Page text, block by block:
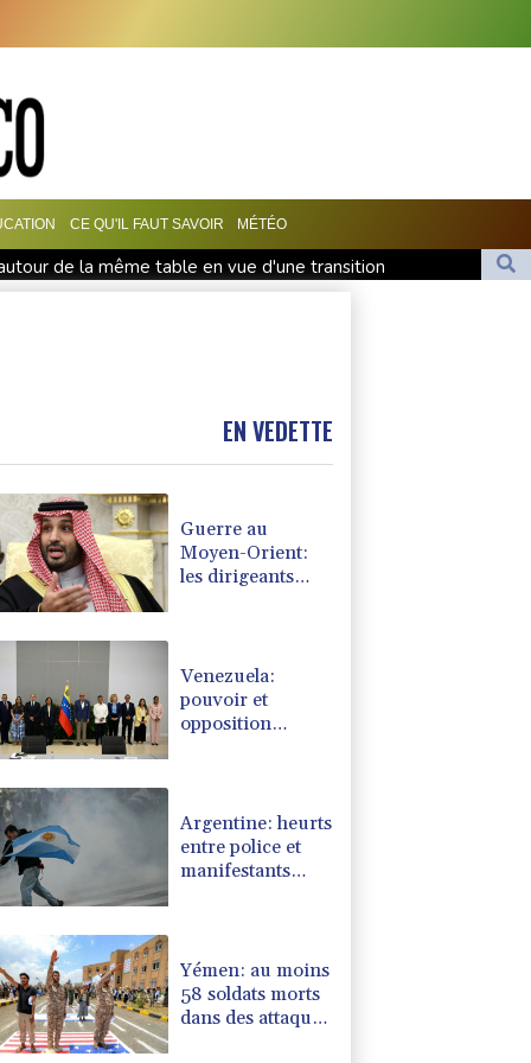
CE QU'IL FAUT SAVOIR MÉTÉO
de la même table en vue d'une transition
dans des attaques des rebelles houthis
les incertitudes au Moyen-Orient inquiètent
EN VEDETTE
Guerre au
Moyen-Orient:
les dirigeants
Venezuela:
pouvoir et
opposition
transition
Argentine: heurts
entre police et
manifestants
privée
Yémen: au moins
58 soldats morts
dans des attaques